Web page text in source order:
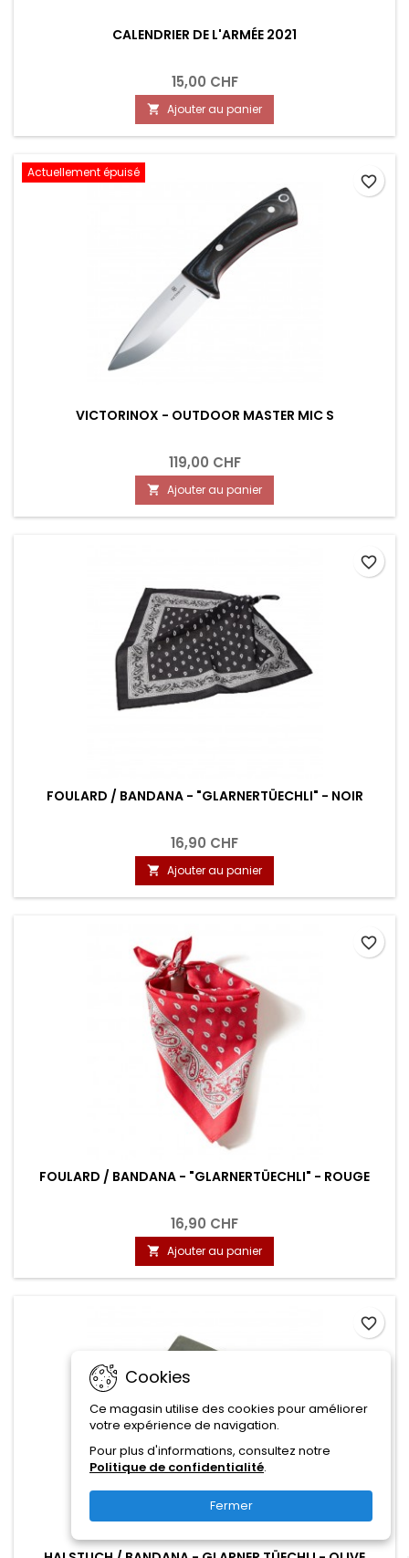
CALENDRIER DE L'ARMÉE 2021
15,00 CHF
 Ajouter au panier
Actuellement épuisé
VICTORINOX - OUTDOOR MASTER MIC S
119,00 CHF
 Ajouter au panier
favorite_border
FOULARD / BANDANA - "GLARNERTÜECHLI" - NOIR
16,90 CHF
 Ajouter au panier
favorite_border
FOULARD / BANDANA - "GLARNERTÜECHLI" - ROUGE
16,90 CHF
 Ajouter au panier
favorite_border
favorite_border
Cookies
Ce magasin utilise des cookies pour améliorer
votre expérience de navigation.
Pour plus d'informations, consultez notre
Politique de confidentialité.
Fermer